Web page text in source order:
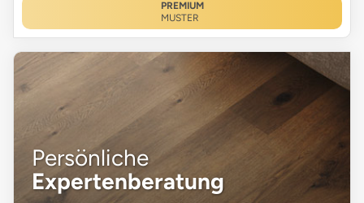
PREMIUM
MUSTER
Persönliche
Expertenberatung